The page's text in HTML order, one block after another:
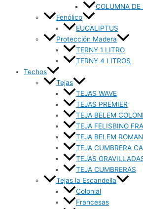
COLUMNA DE
Fenólico
EUCALIPTUS
Protección Madera
TERNY 1 LITRO
TERNY 4 LITROS
Techos
Tejas
TEJAS WAVE
TEJAS PREMIER
TEJA BELEM
TEJA FELISBINO
TEJA BELEM
TEJA CUMBRERA
TEJAS
TEJA CUMBRERAS
Tejas la Escandella
Colonial
Francesas